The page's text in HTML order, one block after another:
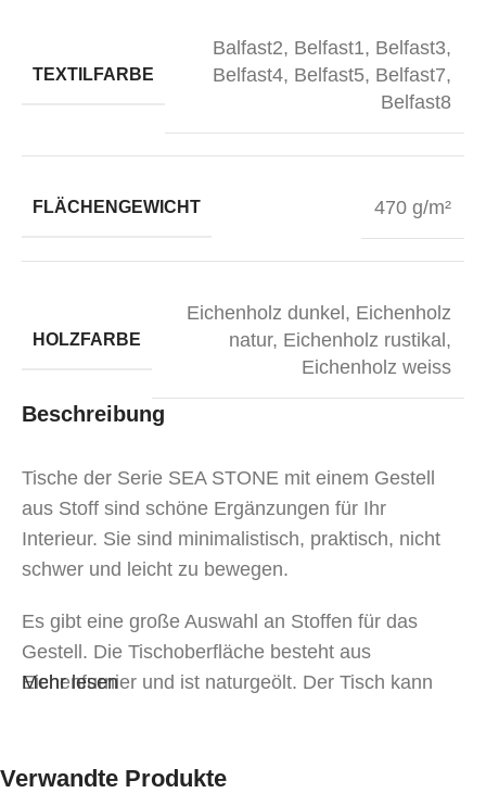
TEXTILFARBE
Balfast2, Belfast1, Belfast3,
Belfast4, Belfast5, Belfast7,
Belfast8
FLÄCHENGEWICHT 470 g/m²
HOLZFARBE
Eichenholz dunkel , Eichenholz
natur, Eichenholz rustikal ,
Eichenholz weiss
Beschreibung
Tische der Serie SEA STONE mit einem Gestell
aus Stoff sind schöne Ergänzungen für Ihr
Interieur. Sie sind minimalistisch, praktisch, nicht
schwer und leicht zu bewegen.
Es gibt eine große Auswahl an Stoffen für das
Gestell. Die Tischoberfläche besteht aus
Eichenfurnier und ist naturgeölt. Der Tisch kann
Mehr lesen
Verwandte Produkte